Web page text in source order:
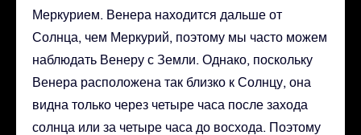
Меркурием. Венера находится дальше от
Солнца, чем Меркурий, поэтому мы часто можем
наблюдать Венеру с Земли. Однако, поскольку
Венера расположена так близко к Солнцу, она
видна только через четыре часа после захода
солнца или за четыре часа до восхода. Поэтому